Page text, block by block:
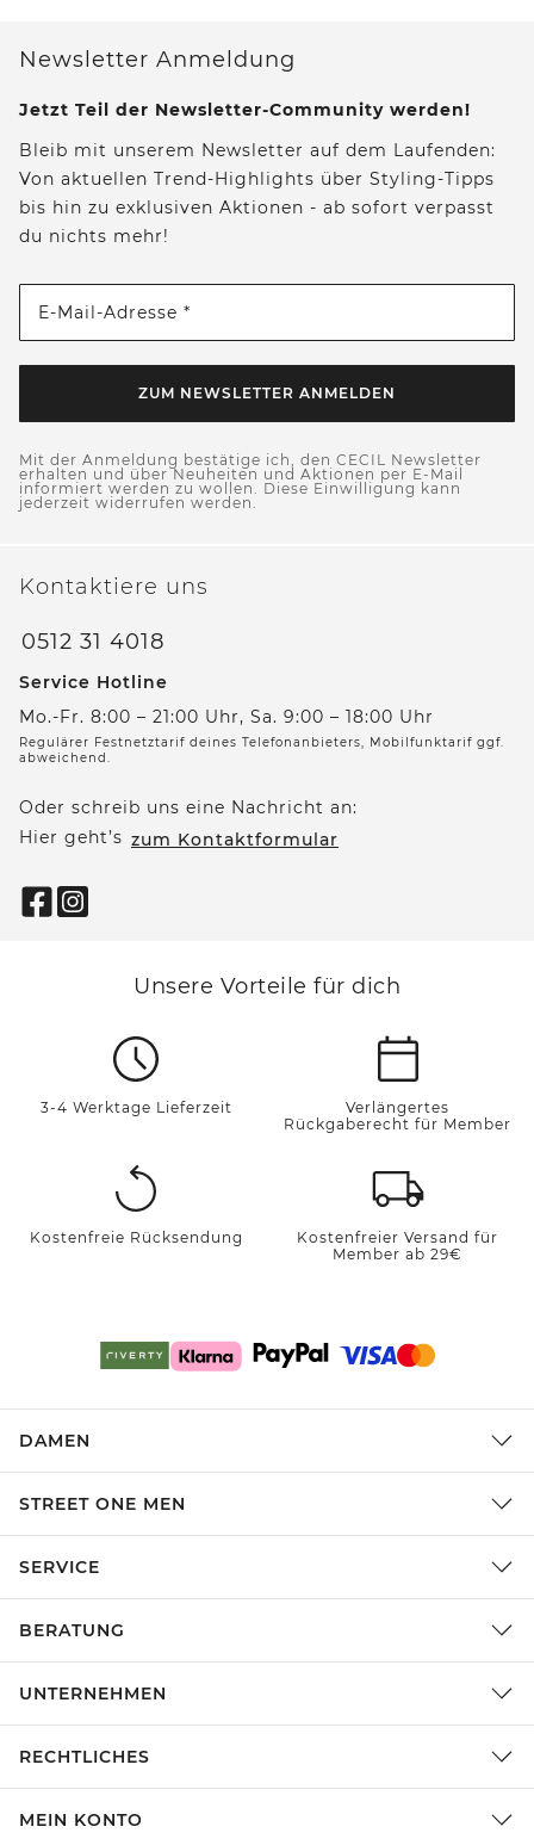
Newsletter Anmeldung
Jetzt Teil der Newsletter-Community werden!
Bleib mit unserem Newsletter auf dem Laufenden:
Von aktuellen Trend-Highlights über Styling-Tipps
bis hin zu exklusiven Aktionen - ab sofort verpasst
du nichts mehr!
E-Mail-Adresse *
ZUM NEWSLETTER ANMELDEN
Mit der Anmeldung bestätige ich, den CECIL Newsletter
erhalten und über Neuheiten und Aktionen per E-Mail
informiert werden zu wollen. Diese Einwilligung kann
jederzeit widerrufen werden.
Kontaktiere uns
0512 31 4018
Service Hotline
Mo.-Fr. 8:00 – 21:00 Uhr, Sa. 9:00 – 18:00 Uhr
Regulärer Festnetztarif deines Telefonanbieters, Mobilfunktarif ggf.
abweichend.
Oder schreib uns eine Nachricht an:
Hier geht’s zum Kontaktformular
Unsere Vorteile für dich
3-4 Werktage Lieferzeit
Verlängertes
Rückgaberecht für Member
Kostenfreie Rücksendung
Kostenfreier Versand für
Member ab 29€
DAMEN
STREET ONE MEN
SERVICE
BERATUNG
UNTERNEHMEN
RECHTLICHES
MEIN KONTO